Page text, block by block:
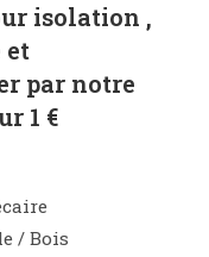
isolation ,
et
par notre
1 €
/ Bois